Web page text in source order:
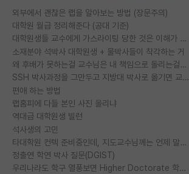
외부에서 괜찮은 랩을 알아보는 방법 (장문주의)
대학원 월급 정리해준다 (공대 기준)
대학원생들 교수에게 가스라이팅 당한 것은 이해가 갑니다. 안타깝네요.
소재분야 석박사 대학원생 + 물박사들이 착각하는 거
왜 후배가 못하는걸 교수님은 내 책임으로 돌리는걸까요?
SSH 박사과정을 그만두고 지방대 박사로 옮기면 교수의 꿈은 끝일까요?
편애 하는 방법
랩홈피에 다들 본인 사진 올리냐
역대급 대학원생 빌런
석사생의 고민
타대학원 컨텍 준비중인데, 지도교수님께는 언제 말씀드려야 할까요?
정출연 학연 박사 질문(DGIST)
우리나라도 학구 열풍보면 Higher Doctorate 학위가 필요하다고 봅니다.